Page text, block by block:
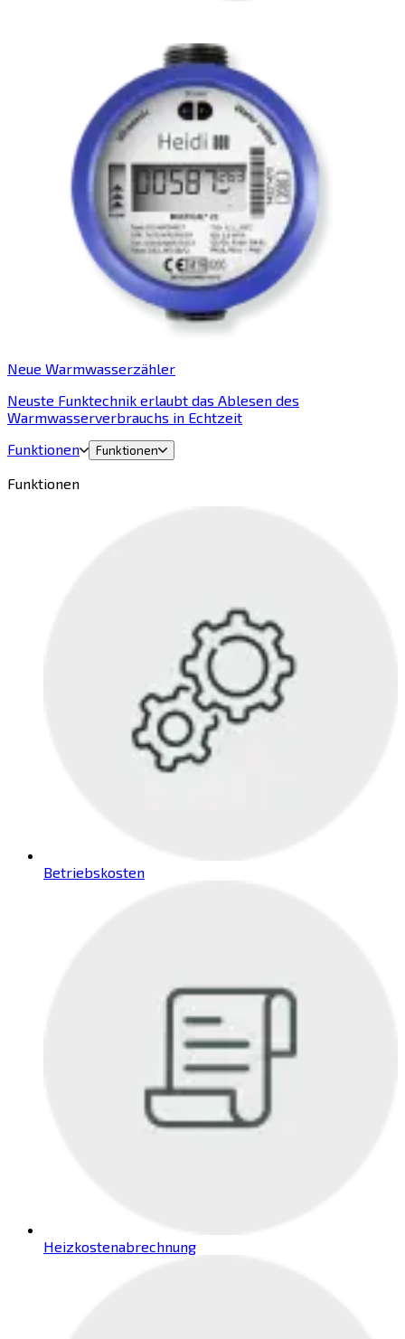
Neue Warmwasserzähler
Neuste Funktechnik erlaubt das Ablesen des
Warmwasserverbrauchs in Echtzeit
Funktionen
Funktionen
Funktionen
Betriebskosten
Heizkostenabrechnung